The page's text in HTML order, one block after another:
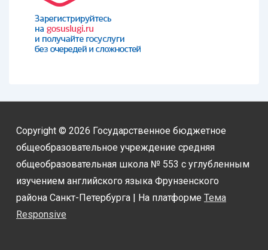
Copyright © 2026 Государственное бюджетное
общеобразовательное учреждение средняя
общеобразовательная школа № 553 с углубленным
изучением английского языка Фрунзенского
района Санкт-Петербурга
| На платформе Тема
Responsive